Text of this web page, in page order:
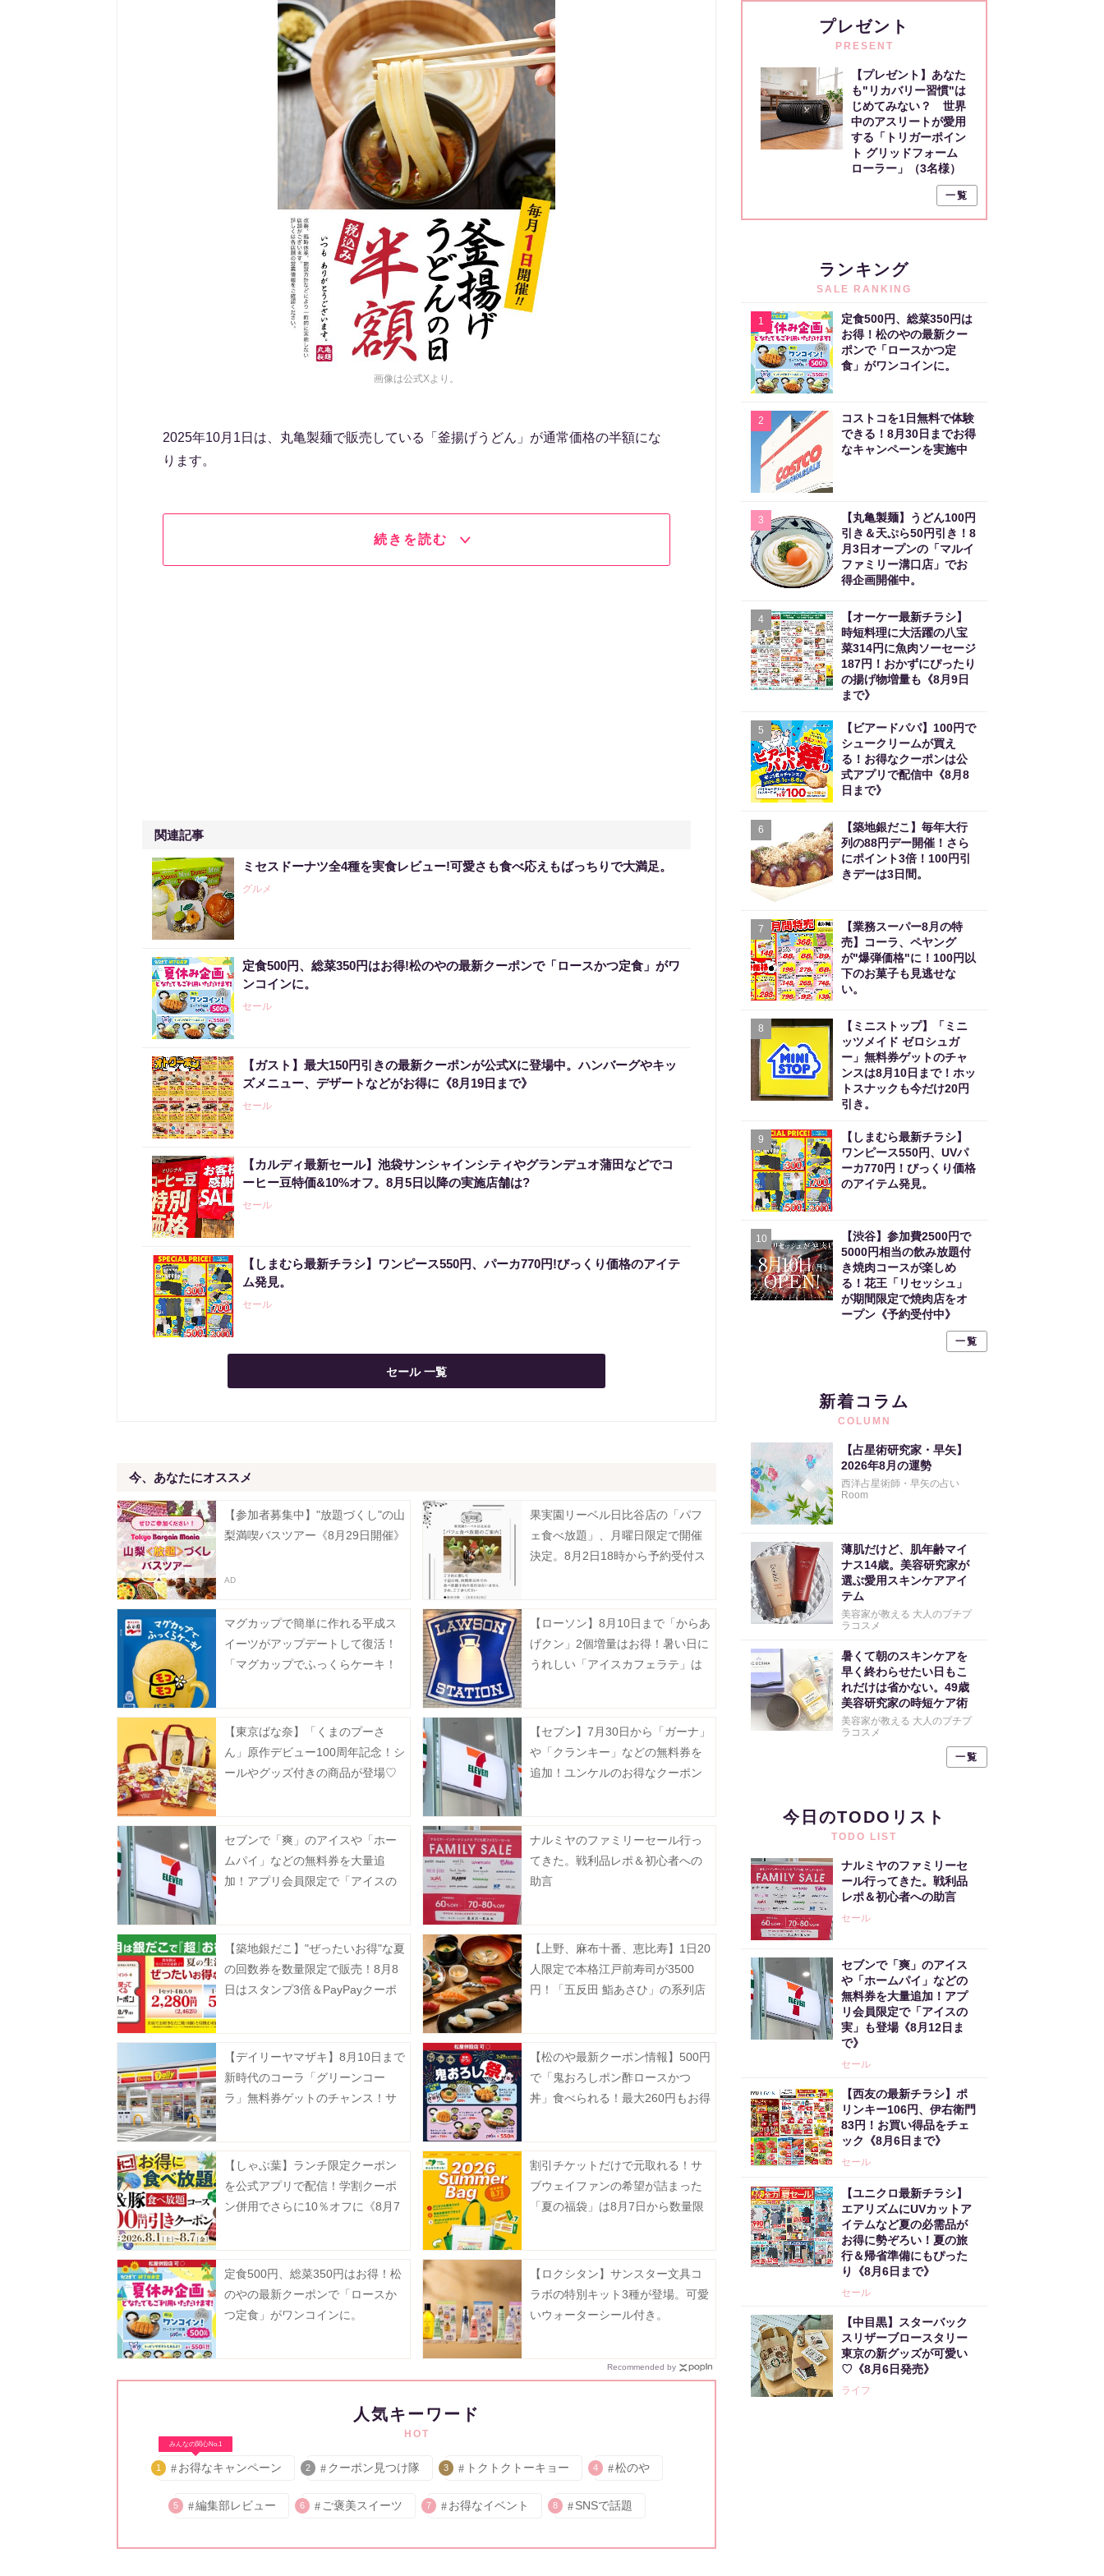
画像は公式Xより。
2025年10月1日は、丸亀製麺で販売している「釜揚げうどん」が通常価格の半額にな
ります。
続きを読む
関連記事
ミセスドーナツ全4種を実食レビュー!可愛さも食べ応えもばっちりで大満足。
グルメ
定食500円、総菜350円はお得!松のやの最新クーポンで「ロースかつ定食」がワ
ンコインに。
セール
【ガスト】最大150円引きの最新クーポンが公式Xに登場中。ハンバーグやキッ
ズメニュー、デザートなどがお得に《8月19日まで》
セール
【カルディ最新セール】池袋サンシャインシティやグランデュオ蒲田などでコ
ーヒー豆特価&10%オフ。8月5日以降の実施店舗は?
セール
【しまむら最新チラシ】ワンピース550円、パーカ770円!びっくり価格のアイテ
ム発見。
セール
セール 一覧
今、あなたにオススメ
【参加者募集中】"放題づくし"の山
梨満喫バスツアー《8月29日開催》
果実園リーベル日比谷店の「パフ
ェ食べ放題」、月曜日限定で開催
決定。8月2日18時から予約受付ス
マグカップで簡単に作れる平成ス
イーツがアップデートして復活！
「マグカップでふっくらケーキ！
【ローソン】8月10日まで「からあ
げクン」2個増量はお得！暑い日に
うれしい「アイスカフェラテ」は
【東京ばな奈】「くまのプーさ
ん」原作デビュー100周年記念！シ
ールやグッズ付きの商品が登場♡
【セブン】7月30日から「ガーナ」
や「クランキー」などの無料券を
追加！ユンケルのお得なクーポン
セブンで「爽」のアイスや「ホー
ムパイ」などの無料券を大量追
加！アプリ会員限定で「アイスの
ナルミヤのファミリーセール行っ
てきた。戦利品レポ＆初心者への
助言
【築地銀だこ】"ぜったいお得"な夏
の回数券を数量限定で販売！8月8
日はスタンプ3倍＆PayPayクーポ
【上野、麻布十番、恵比寿】1日20
人限定で本格江戸前寿司が3500
円！「五反田 鮨あさひ」の系列店
【デイリーヤマザキ】8月10日まで
新時代のコーラ「グリーンコー
ラ」無料券ゲットのチャンス！サ
【松のや最新クーポン情報】500円
で「鬼おろしポン酢ロースかつ
丼」食べられる！最大260円もお得
【しゃぶ葉】ランチ限定クーポン
を公式アプリで配信！学割クーポ
ン併用でさらに10％オフに《8月7
割引チケットだけで元取れる！サ
ブウェイファンの希望が詰まった
「夏の福袋」は8月7日から数量限
定食500円、総菜350円はお得！松
のやの最新クーポンで「ロースか
つ定食」がワンコインに。
【ロクシタン】サンスター文具コ
ラボの特別キット3種が登場。可愛
いウォーターシール付き。
Recommended by
人気キーワード
HOT
みんなの関心No.1
1 お得なキャンペーン 2 クーポン見つけ隊 3 トクトクトーキョー 4 松のや
5 編集部レビュー 6 ご褒美スイーツ 7 お得なイベント 8 SNSで話題
プレゼント
PRESENT
【プレゼント】あなた
も"リカバリー習慣"は
じめてみない？ 世界
中のアスリートが愛用
する「トリガーポイン
ト グリッドフォーム
ローラー」（3名様）
一覧
ランキング
SALE RANKING
1
定食500円、総菜350円は
お得！松のやの最新クー
ポンで「ロースかつ定
食」がワンコインに。
2
コストコを1日無料で体験
できる！8月30日までお得
なキャンペーンを実施中
3
【丸亀製麺】うどん100円
引き＆天ぷら50円引き！8
月3日オープンの「マルイ
ファミリー溝口店」でお
得企画開催中。
4
【オーケー最新チラシ】
時短料理に大活躍の八宝
菜314円に魚肉ソーセージ
187円！おかずにぴったり
の揚げ物増量も《8月9日
まで》
5
【ビアードパパ】100円で
シュークリームが買え
る！お得なクーポンは公
式アプリで配信中《8月8
日まで》
6
【築地銀だこ】毎年大行
列の88円デー開催！さら
にポイント3倍！100円引
きデーは3日間。
7
【業務スーパー8月の特
売】コーラ、ペヤング
が"爆弾価格"に！100円以
下のお菓子も見逃せな
い。
8
【ミニストップ】「ミニ
ッツメイド ゼロシュガ
ー」無料券ゲットのチャ
ンスは8月10日まで！ホッ
トスナックも今だけ20円
引き。
9
【しまむら最新チラシ】
ワンピース550円、UVパ
ーカ770円！びっくり価格
のアイテム発見。
10
【渋谷】参加費2500円で
5000円相当の飲み放題付
き焼肉コースが楽しめ
る！花王「リセッシュ」
が期間限定で焼肉店をオ
ープン《予約受付中》
一覧
新着コラム
COLUMN
【占星術研究家・早矢】
2026年8月の運勢
西洋占星術師・早矢の占い
Room
薄肌だけど、肌年齢マイ
ナス14歳。美容研究家が
選ぶ愛用スキンケアアイ
テム
美容家が教える 大人のプチプ
ラコスメ
暑くて朝のスキンケアを
早く終わらせたい日もこ
れだけは省かない。49歳
美容研究家の時短ケア術
美容家が教える 大人のプチプ
ラコスメ
一覧
今日のTODOリスト
TODO LIST
ナルミヤのファミリーセ
ール行ってきた。戦利品
レポ＆初心者への助言
セール
セブンで「爽」のアイス
や「ホームパイ」などの
無料券を大量追加！アプ
リ会員限定で「アイスの
実」も登場《8月12日ま
で》
セール
【西友の最新チラシ】ポ
リンキー106円、伊右衛門
83円！お買い得品をチェ
ック《8月6日まで》
セール
【ユニクロ最新チラシ】
エアリズムにUVカットア
イテムなど夏の必需品が
お得に勢ぞろい！夏の旅
行＆帰省準備にもぴった
り《8月6日まで》
セール
【中目黒】スターバック
スリザーブロースタリー
東京の新グッズが可愛い
♡《8月6日発売》
ライフ